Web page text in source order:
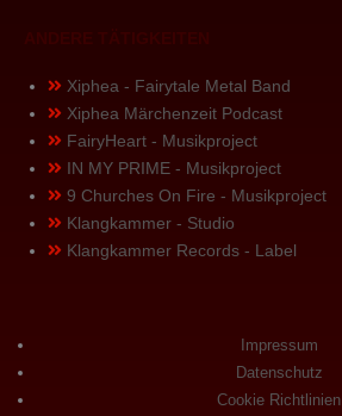
Xiphea - Fairytale Metal Band
Xiphea Märchenzeit Podcast
FairyHeart - Musikproject
IN MY PRIME - Musikproject
9 Churches On Fire - Musikproject
Klangkammer - Studio
Klangkammer Records - Label
Impressum
Datenschutz
Cookie Richtlinien